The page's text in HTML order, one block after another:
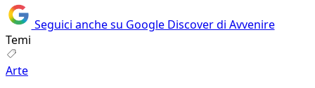
Seguici anche su Google Discover di Avvenire
Temi
Arte